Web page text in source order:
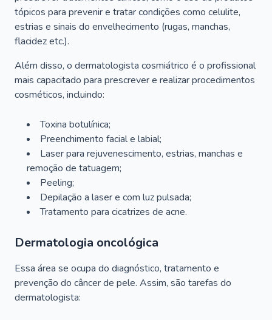
tópicos para prevenir e tratar condições como celulite,
estrias e sinais do envelhecimento (rugas, manchas,
flacidez etc.).
Além disso, o dermatologista cosmiátrico é o profissional
mais capacitado para prescrever e realizar procedimentos
cosméticos, incluindo:
Toxina botulínica;
Preenchimento facial e labial;
Laser para rejuvenescimento, estrias, manchas e
remoção de tatuagem;
Peeling;
Depilação a laser e com luz pulsada;
Tratamento para cicatrizes de acne.
Dermatologia oncológica
Essa área se ocupa do diagnóstico, tratamento e
prevenção do câncer de pele. Assim, são tarefas do
dermatologista: